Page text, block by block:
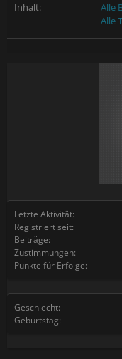
Letzte Aktivität:
Registriert seit:
Beiträge:
Zustimmungen:
Punkte für Erfolge:
Geschlecht:
Geburtstag:
Inhalt:
Alle
Alle